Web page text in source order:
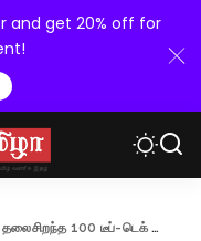
and get 20% off for
ஸ்டார்ட்அப்களை அடையாளம் காண புதிய திட்டம்: ஒரு புரட்சிகரமான நகர்வு!